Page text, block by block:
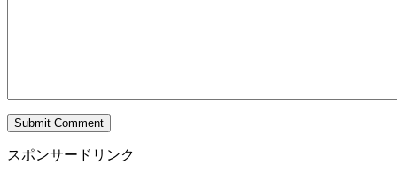
スポンサードリンク